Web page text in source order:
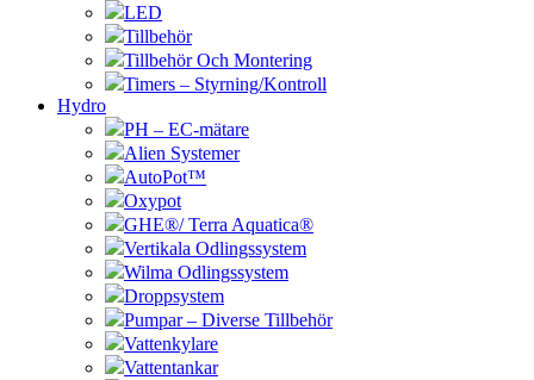
LED
Tillbehör
Tillbehör Och Montering
Timers – Styrning/Kontroll
Hydro
PH – EC-mätare
Alien Systemer
AutoPot™
Oxypot
GHE®/ Terra Aquatica®
Vertikala Odlingssystem
Wilma Odlingssystem
Droppsystem
Pumpar – Diverse Tillbehör
Vattenkylare
Vattentankar